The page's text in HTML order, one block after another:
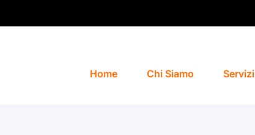
Home Chi Siamo Servizi